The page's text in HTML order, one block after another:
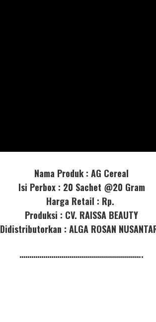
Nama Produk : AG Cereal
Isi Perbox : 20 Sachet @20 Gram
Harga Retail : Rp.
Produksi : CV. RAISSA BEAUTY
Didistributorkan : ALGA ROSAN
……………………………………………………..